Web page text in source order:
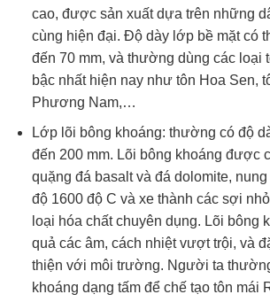
cao, được sản xuất dựa trên những
cùng hiện đại. Độ dày lớp bề mặt có
đến 70 mm, và thường dùng các loại
bậc nhất hiện nay như tôn Hoa Sen,
Phương Nam,…
Lớp lõi bông khoáng: thường có độ
đến 200 mm. Lõi bông khoáng được
quặng đá basalt và đá dolomite,
độ 1600 độ C và xe thành các sợi
loại hóa chất chuyên dụng. Lõi bông
quả các âm, cách nhiệt vượt trội, và
thiện với môi trường. Người ta
khoáng dạng tấm để chế tạo tôn mái